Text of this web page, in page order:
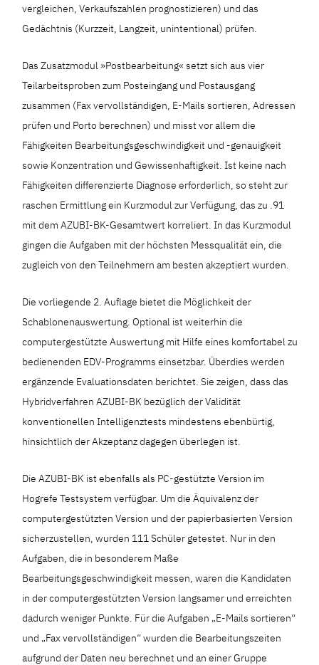
vergleichen, Verkaufszahlen prognostizieren) und das
Gedächtnis (Kurzzeit, Langzeit, unintentional) prüfen.
Das Zusatzmodul »Postbearbeitung« setzt sich aus vier
Teilarbeitsproben zum Posteingang und Postausgang
zusammen (Fax vervollständigen, E-Mails sortieren, Adressen
prüfen und Porto berechnen) und misst vor allem die
Fähigkeiten Bearbeitungsgeschwindigkeit und -genauigkeit
sowie Konzentration und Gewissenhaftigkeit. Ist keine nach
Fähigkeiten differenzierte Diagnose erforderlich, so steht zur
raschen Ermittlung ein Kurzmodul zur Verfügung, das zu .91
mit dem AZUBI-BK-Gesamtwert korreliert. In das Kurzmodul
gingen die Aufgaben mit der höchsten Messqualität ein, die
zugleich von den Teilnehmern am besten akzeptiert wurden.
Die vorliegende 2. Auflage bietet die Möglichkeit der
Schablonenauswertung. Optional ist weiterhin die
computergestützte Auswertung mit Hilfe eines komfortabel zu
bedienenden EDV-Programms einsetzbar. Überdies werden
ergänzende Evaluationsdaten berichtet. Sie zeigen, dass das
Hybridverfahren AZUBI-BK bezüglich der Validität
konventionellen Intelligenztests mindestens ebenbürtig,
hinsichtlich der Akzeptanz dagegen überlegen ist.
Die AZUBI-BK ist ebenfalls als PC-gestützte Version im
Hogrefe Testsystem verfügbar. Um die Äquivalenz der
computergestützten Version und der papierbasierten Version
sicherzustellen, wurden 111 Schüler getestet. Nur in den
Aufgaben, die in besonderem Maße
Bearbeitungsgeschwindigkeit messen, waren die Kandidaten
in der computergestützten Version langsamer und erreichten
dadurch weniger Punkte. Für die Aufgaben „E-Mails sortieren“
und „Fax vervollständigen“ wurden die Bearbeitungszeiten
aufgrund der Daten neu berechnet und an einer Gruppe